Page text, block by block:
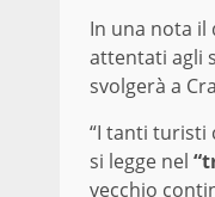
In una nota
attentati agli
svolgerà a
“I tanti turisti
si legge nel
vecchio